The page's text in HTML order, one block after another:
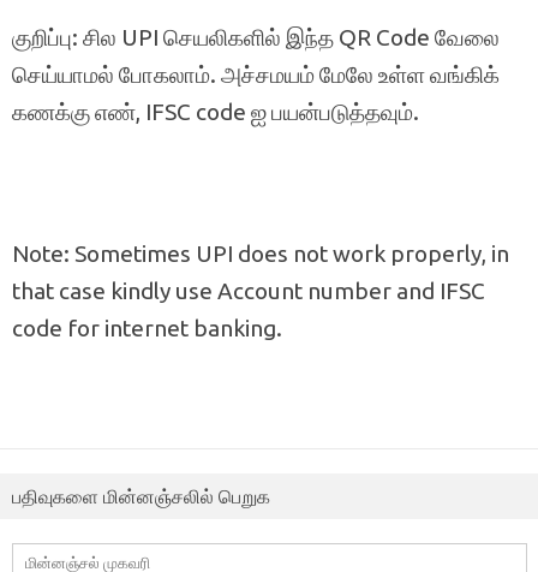
குறிப்பு: சில UPI செயலிகளில் இந்த QR Code வேலை
செய்யாமல் போகலாம். அச்சமயம் மேலே உள்ள வங்கிக்
கணக்கு எண், IFSC code ஐ பயன்படுத்தவும்.
Note: Sometimes UPI does not work properly, in
that case kindly use Account number and IFSC
code for internet banking.
பதிவுகளை மின்னஞ்சலில் பெறுக
மின்னஞ்சல்